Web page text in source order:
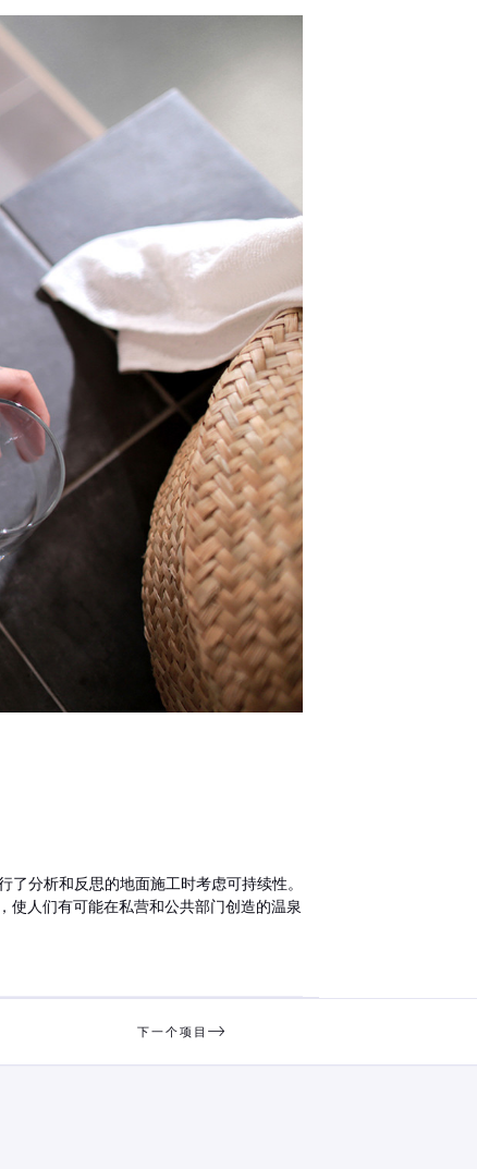
分析和反思的地面施工时考虑可持续性。
使人们有可能在私营和公共部门创造的温泉
下一个项目